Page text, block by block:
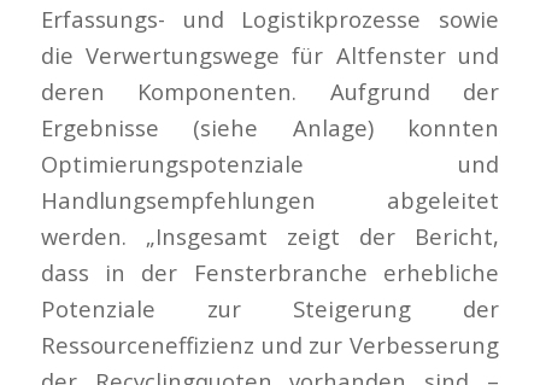
Erfassungs- und Logistikprozesse sowie
die Verwertungswege für Altfenster und
deren Komponenten. Aufgrund der
Ergebnisse (siehe Anlage) konnten
Optimierungspotenziale und
Handlungsempfehlungen abgeleitet
werden. „Insgesamt zeigt der Bericht,
dass in der Fensterbranche erhebliche
Potenziale zur Steigerung der
Ressourceneffizienz und zur Verbesserung